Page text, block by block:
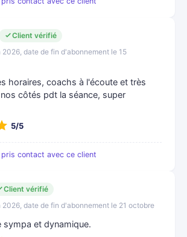
Client vérifié
2026, date de fin d'abonnement le 15
horaires, coachs à l'écoute et très
côtés pdt la séance, super
5/5
pris contact avec ce client
Client vérifié
2026, date de fin d'abonnement le 21 octobre
sympa et dynamique.